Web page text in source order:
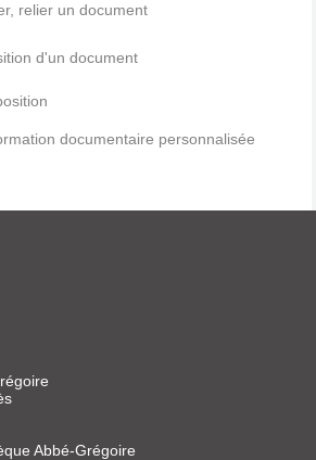
relier un document
d'un document
documentaire personnalisée
Abbé-Grégoire